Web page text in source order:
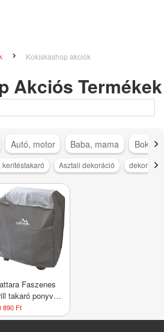
Kokiskashop akciók
Akciós Termékek
Autó, motor Baba, mama
Asztali dekoráció dekoráció
Faszenes
takaró ponyva
ROYAL
890 Ft